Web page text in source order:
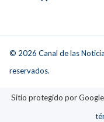
© 2026 Canal de las
reservados.
Sitio protegido por